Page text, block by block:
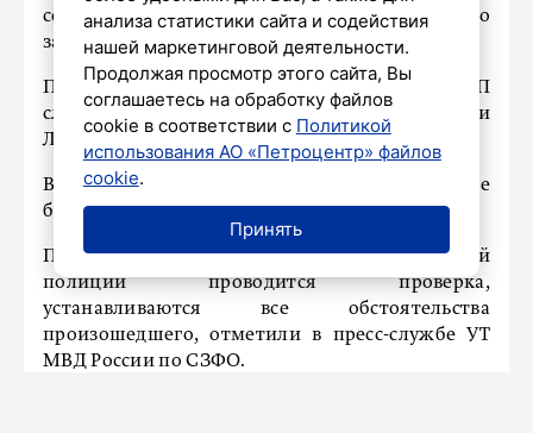
сообщение о том, что в реке произошло
затопление катера.
Правоохранители установили, что ЧП
случилось между Большим Крестовским и
Лазаревским мостами.
В катере находились три человека, которые
были госпитализированы.
По данному факту сотрудниками транспортной
полиции проводится проверка,
устанавливаются все обстоятельства
произошедшего, отметили в пресс-службе УТ
МВД России по СЗФО.
анализа статистики сайта и содействия
нашей маркетинговой деятельности.
Продолжая просмотр этого сайта, Вы
соглашаетесь на обработку файлов
cookie в соответствии с Политикой
использования АО «Петроцентр» файлов
cookie.
Принять